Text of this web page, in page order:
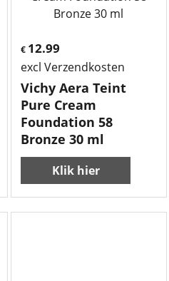
€ 12.99
excl Verzendkosten
Vichy Aera Teint
Pure Cream
Foundation 58
Bronze 30 ml
Klik hier